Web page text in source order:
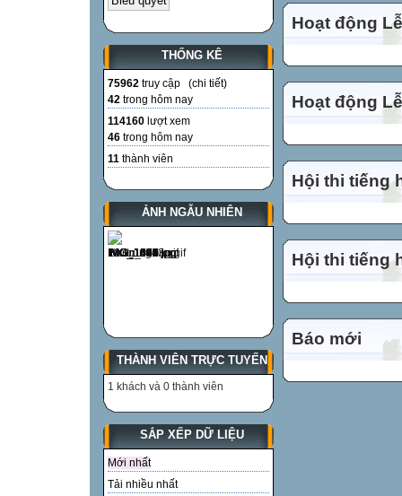
THỐNG KÊ
75962 truy cập (chi tiết)
42 trong hôm nay
114160 lượt xem
46 trong hôm nay
11 thành viên
ẢNH NGẪU NHIÊN
THÀNH VIÊN TRỰC TUYẾN
1 khách và 0 thành viên
SẮP XẾP DỮ LIỆU
Mới nhất
Tải nhiều nhất
Hoạt động
Hoạt động
Hội thi tiếng
Hội thi tiếng
Báo mới